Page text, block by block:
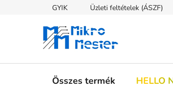
tartalomhoz
GYIK Üzleti feltételek (ÁSZF)
Összes termék HELLO